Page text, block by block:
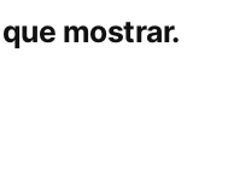
mostrar.